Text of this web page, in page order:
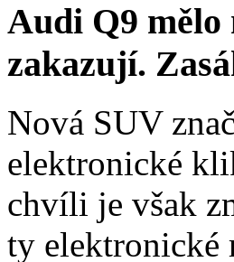
Audi Q9
zakazují.
Nová SUV
elektronické
chvíli je však
ty elektronické